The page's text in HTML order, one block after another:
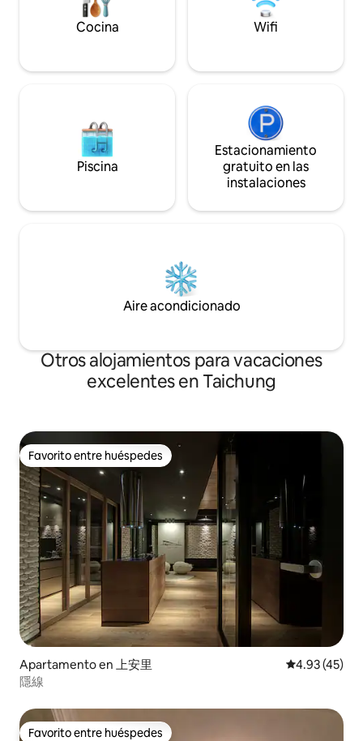
almacenes. Es adecuado para familias y
abundante y feliz con tu familia y
también hay Ubike para alquilar debajo
del edificio. Equipamiento interior:
Televisor 4K de 65 pulgadas con Netflix,
wifi de alta velocidad y decodificador
para que puedas relajarte y disfrutar de
QQ de marca alemana de 20.000 yuanes
unidades de aire acondicionado y
calefacción de frecuencia variable de
equipada con: cocina eléctrica, campana
extractora, nevera, microondas, horno.
Sartén, olla, platos, tazas. El purificador
trona, los viajes de padres e hijos son
bienvenidos. Otras consideraciones: 1.
No fumar.No se permiten mascotas ni
reuniones.actividades de fiesta, cantar.
2. Está estrictamente prohibido
participar en actividades ilegales como
fiestas de drogas en interiores. 3. Baje el
volumen después de la noche para no
molestar a los vecinos. 4. Asegúrese de
apagar el aire acondicionado y la fuente
de alimentación después de la salida.
precio anterior es
necesario, el
cargo adicional
habitaciones,
conmigo primero
convertir el
reservación de la
la página web de
estacionamiento
acondicionado,
lavado, enjuague
respetuoso con
apartamento no
dientes.
fotos para ver en
vienes en
autobús en la
apartamento,
un recorrido
valet.
Cocina Wifi
Piscina
Estacionamiento
gratuito en las
instalaciones
Aire acondicionado
Otros alojamientos para vacaciones
excelentes en Taichung
Favorito entre huéspedes
Favorito entre huéspedes
Apartamento en 上安里 Calificación
4.93 (45)
隱線
Favorito entre huéspedes